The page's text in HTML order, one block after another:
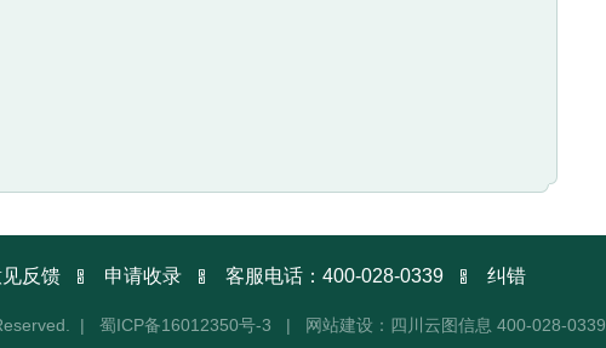
反馈  申请收录  客服电话：400-028-0339  纠错
| 蜀ICP备16012350号-3 | 网站建设：四川云图信息 400-028-0339